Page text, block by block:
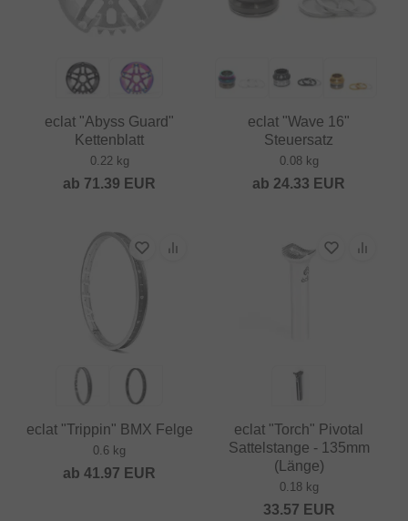
eclat "Abyss Guard"
Kettenblatt
0.22 kg
ab 71.39 EUR
eclat "Wave 16"
Steuersatz
0.08 kg
ab 24.33 EUR
eclat "Trippin" BMX Felge
0.6 kg
ab 41.97 EUR
eclat "Torch" Pivotal
Sattelstange - 135mm
(Länge)
0.18 kg
33.57 EUR